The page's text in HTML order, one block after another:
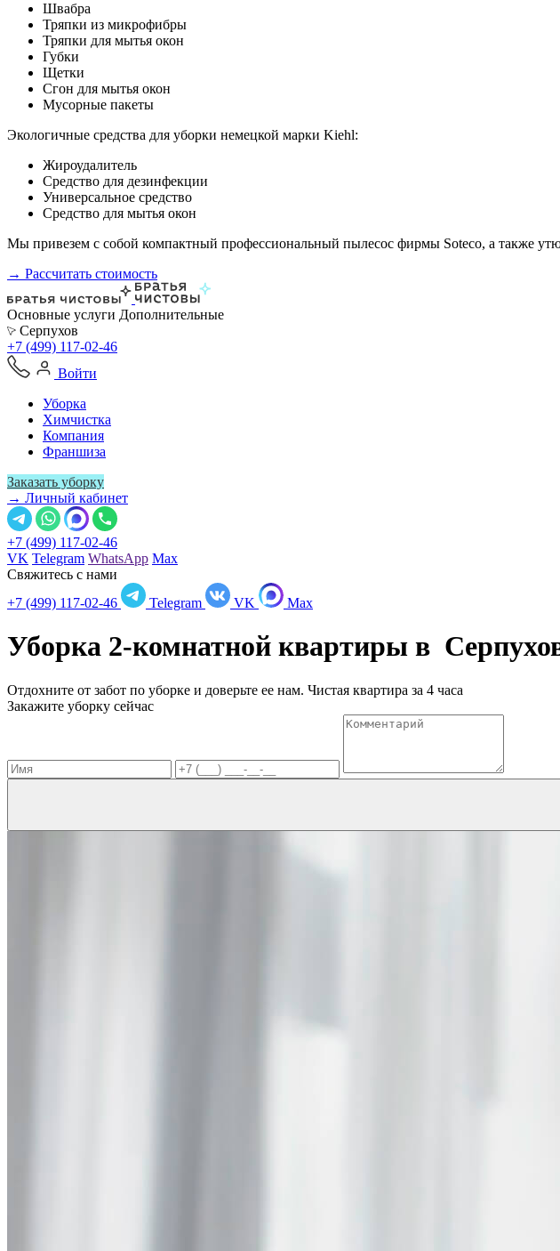
Швабра
Тряпки из микрофибры
Тряпки для мытья окон
Губки
Щетки
Сгон для мытья окон
Мусорные пакеты
Экологичные средства для уборки немецкой марки Kiehl:
Жироудалитель
Средство для дезинфекции
Универсальное средство
Средство для мытья окон
Мы привезем с собой компактный профессиональный пылесос фирмы Soteco, а также
→ Рассчитать стоимость
Основные услуги Дополнительные
Серпухов
+7 (499) 117-02-46
Войти
Уборка
Химчистка
Компания
Франшиза
Заказать уборку
→ Личный кабинет
+7 (499) 117-02-46
VK Telegram WhatsApp Max
Свяжитесь с нами
+7 (499) 117-02-46
Telegram VK Max
Уборка 2-комнатной квартиры в
Отдохните от забот по уборке и доверьте ее нам. Чистая квартира за 4 часа
Закажите уборку сейчас